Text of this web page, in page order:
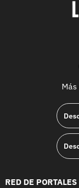
RED DE PORTALES